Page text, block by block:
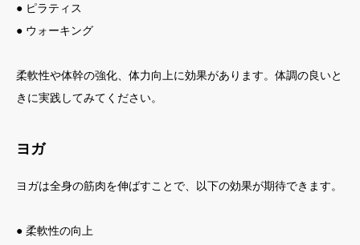
● ピラティス
● ウォーキング
柔軟性や体幹の強化、体力向上に効果があります。体調の良いと
きに実践してみてください。
ヨガ
ヨガは全身の筋肉を伸ばすことで、以下の効果が期待できます。
● 柔軟性の向上